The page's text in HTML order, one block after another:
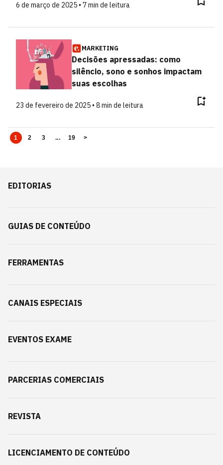
6 de março de 2025 • 7 min de leitura
MARKETING
Decisões apressadas: como
silêncio, sono e sonhos impactam
suas escolhas
23 de fevereiro de 2025 • 8 min de leitura
1 2 3 ... 19 >
EDITORIAS
GUIAS DE CONTEÚDO
FERRAMENTAS
CANAIS ESPECIAIS
EVENTOS EXAME
PARCERIAS COMERCIAIS
REVISTA
LICENCIAMENTO DE CONTEÚDO